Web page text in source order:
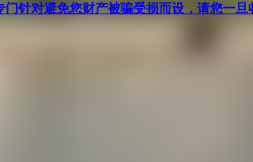
针对避免您财产被骗受损而设，请您一旦